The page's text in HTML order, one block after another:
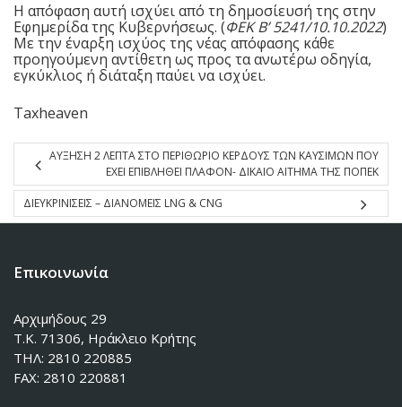
Η απόφαση αυτή ισχύει από τη δημοσίευσή της στην
Εφημερίδα της Κυβερνήσεως. (ΦΕΚ Β’ 5241/10.10.2022)
Με την έναρξη ισχύος της νέας απόφασης κάθε
προηγούμενη αντίθετη ως προς τα ανωτέρω οδηγία,
εγκύκλιος ή διάταξη παύει να ισχύει.
Taxheaven
ΑΥΞΗΣΗ 2 ΛΕΠΤΑ ΣΤΟ ΠΕΡΙΘΩΡΙΟ ΚΕΡΔΟΥΣ ΤΩΝ ΚΑΥΣΙΜΩΝ ΠΟΥ
ΕΧΕΙ ΕΠΙΒΛΗΘΕΙ ΠΛΑΦΟΝ- ΔΙΚΑΙΟ ΑΙΤΗΜΑ ΤΗΣ ΠΟΠΕΚ
ΔΙΕΥΚΡΙΝΙΣΕΙΣ – ΔΙΑΝΟΜΕΙΣ LNG & CNG
Επικοινωνία
Αρχιμήδους 29
Τ.Κ. 71306, Ηράκλειο Κρήτης
ΤΗΛ: 2810 220885
FAX: 2810 220881